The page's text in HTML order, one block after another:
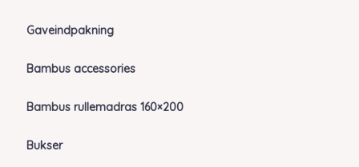
Gaveindpakning
Bambus accessories
Bambus rullemadras 160×200
Bukser